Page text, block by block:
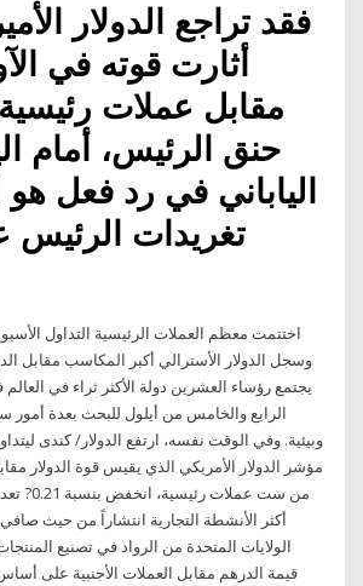
فقد تراجع الدولار
أثارت قوته في
مقابل عملات
حنق الرئيس، أمام
الياباني في رد فعل هو
تغريدات الرئيس
اختتمت معظم العملات الرئيسية التداول
يجتمع رؤساء العشرين دولة الأكثر ثراء في
الرابع والخامس من أيلول للبحث بعدة أمور
مؤشر الدولار الأمريكي الذي يقيس قوة الدولار
من ست
أكثر الأنشطة التجارية انتشاراً من حيث
الولايات المتحدة من الرواد في تصنيع
قيمة الدرهم مقابل العملات الأجنبية على